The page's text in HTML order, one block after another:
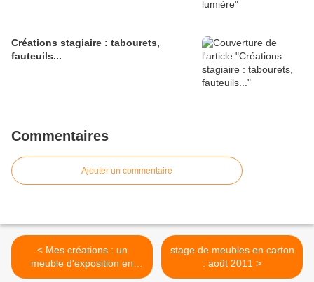
Créations stagiaire : tabourets,
fauteuils...
Commentaires
Ajouter un commentaire
< Mes créations : un
meuble d'exposition en
carton
stage de meubles en carton
: août 2011 >